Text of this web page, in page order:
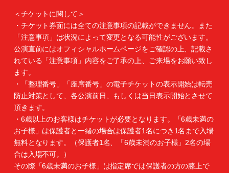
＜チケットに関して＞
・チケット券面には全ての注意事項の記載ができません。また
「注意事項」は状況によって変更となる可能性がございます。
公演直前にはオフィシャルホームページをご確認の上、記載さ
れている「注意事項」内容をご了承の上、ご来場をお願い致し
ます。
・「整理番号」「座席番号」の電子チケットの表示開始は転売
防止対策として、各公演前日、もしくは当日表示開始とさせて
頂きます。
・6歳以上のお客様はチケットが必要となります。「6歳未満の
お子様」は保護者と一緒の場合は保護者1名につき1名まで入場
無料となります。（保護者1名、「6歳未満のお子様」2名の場
合は入場不可。）
その際「6歳未満のお子様」は指定席では保護者の方の膝上で